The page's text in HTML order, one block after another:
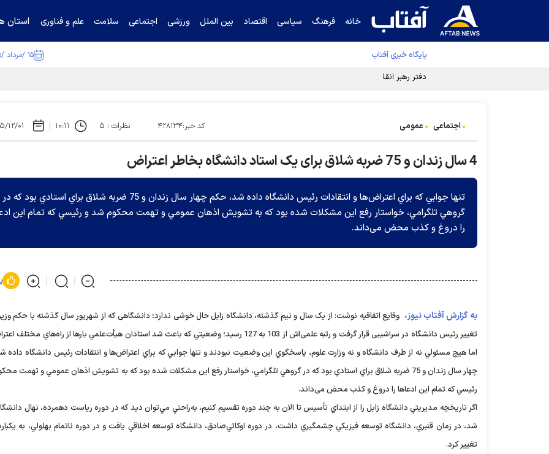
خانه فرهنگ سیاسی اقتصاد بین الملل ورزشی اجتماعی سلامت علم و فناوری استان
پایگاه خبری آفتاب ۱۵ /مرداد /۱۴۰۵
دفتر رهبر انقلاب ادعای خرازی درباره پزشکیان را تکذیب کرد
اجتماعی عمومی کد خبر:۴۲۸۱۳۴ نظرات : ۵ ۱۰:۱۱ ۱۳۹۵/
4 سال زندان و 75 ضربه‌ شلاق برای یک استاد دانشگاه بخاطر اعتراض
تنها جوابي که براي اعتراض‌ها و انتقادات رئيس دانشگاه داده شد، حکم چهار سال زندان و 75 ضربه شلاق براي استادي بود که در
گروهي تلگرامي، خواستار رفع اين مشکلات شده بود که به تشويش اذهان عمومي و تهمت محکوم شد و رئيسي که تمام اين
را دروغ و کذب محض می‌داند.
به گزارش آفتاب نیوز، وقایع اتفاقیه نوشت: از یک سال و نیم گذشته، دانشگاه زابل حال خوشی ندارد؛ دانشگاهی که از شهریور سال گذشته با حکم
تغییر رئیس دانشگاه در سراشیبی قرار گرفت و رتبه علمی‌اش از 103 به 127 رسید؛ وضعيتي که باعث شد استادان هيأت‌علمي بارها از راه‌هاي
اما هيچ مسئولي نه از طرف دانشگاه و نه وزارت علوم، پاسخگوي اين وضعيت نبودند و تنها جوابي که براي اعتراض‌ها و انتقادات رئيس دانشگاه داده
چهار سال زندان و 75 ضربه شلاق براي استادي بود که در گروهي تلگرامي، خواستار رفع اين مشکلات شده بود که به تشويش اذهان عمومي و تهمت
رئيسي که تمام اين ادعاها را دروغ و کذب محض می‌داند.
اگر تاريخچه مديريتي دانشگاه زابل را از ابتداي تأسيس تا الان به چند دوره تقسيم کنيم، به‌راحتي مي‌توان ديد که در دوره رياست دهمرده، نهال
شد، در زمان قنبري، دانشگاه توسعه فيزيکي چشمگيري داشت، در دوره اوکاتي‌صادق، دانشگاه توسعه اخلاقي يافت و در دوره ناتمام بهلولي، به
تغییر کرد.